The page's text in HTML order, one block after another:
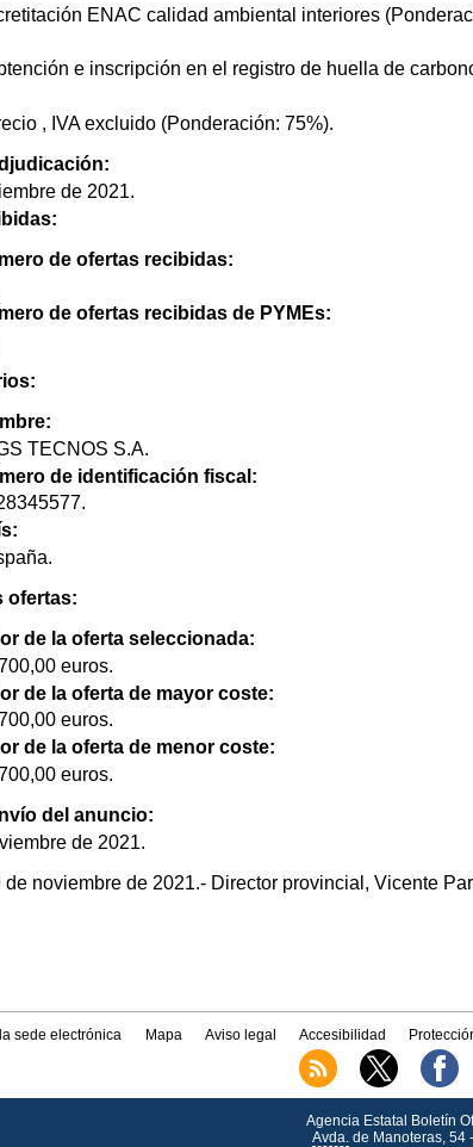
ENAC calidad ambiental interiores
e inscripción en el registro de huella de
, IVA excluido (Ponderación: 75%).
de 2021.
de ofertas recibidas:
de ofertas recibidas de PYMEs:
TECNOS S.A.
de identificación fiscal:
ofertas:
de la oferta seleccionada:
euros.
de la oferta de mayor coste:
euros.
de la oferta de menor coste:
euros.
del anuncio:
de 2021.
de noviembre de 2021.- Director provincial, Vicente
sede electrónica Mapa Aviso legal Accesibilidad
Agencia Estatal Boletín
Avda.de Manoteras, 54